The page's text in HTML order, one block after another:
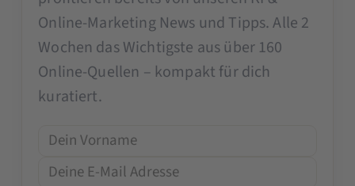
Online-Marketing News und Tipps. Alle 2
Wochen das Wichtigste aus über 160
Online-Quellen – kompakt für dich
kuratiert.